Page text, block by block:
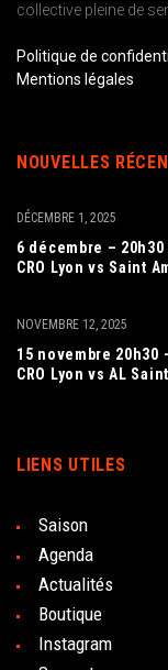
collective pleine de
Politique de
Mentions légales
NOUVELLES
6 décembre –
CRO Lyon vs Saint
DÉCEMBRE 1, 2025
15 novembre 20h30
CRO Lyon vs AL
NOVEMBRE 12, 2025
LIENS UTILES
Saison
Agenda
Actualités
Boutique
Instagram